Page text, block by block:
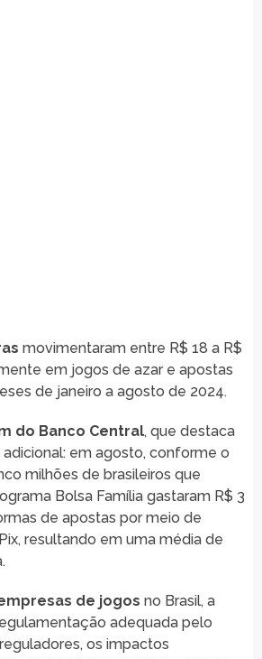
movimentaram entre R$ 18 a R$
em jogos de azar e apostas
de janeiro a agosto de 2024.
do Banco Central, que destaca
em agosto, conforme o
milhões de brasileiros que
Bolsa Família gastaram R$ 3
de apostas por meio de
resultando em uma média de
de jogos no Brasil, a
adequada pelo
os impactos